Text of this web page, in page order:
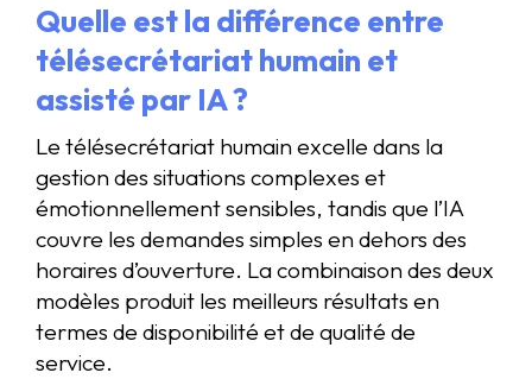
Quelle est la différence entre
télésecrétariat humain et
assisté par IA ?
Le télésecrétariat humain excelle dans la
gestion des situations complexes et
émotionnellement sensibles, tandis que l’IA
couvre les demandes simples en dehors des
horaires d’ouverture. La combinaison des deux
modèles produit les meilleurs résultats en
termes de disponibilité et de qualité de
service.